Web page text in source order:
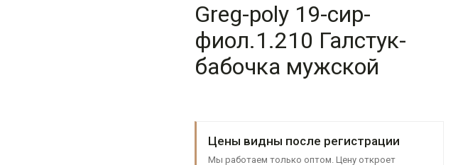
Greg-poly 19-сир-
фиол.1.210 Галстук-
бабочка мужской
Цены видны после регистрации
Мы работаем только оптом. Цену откроет